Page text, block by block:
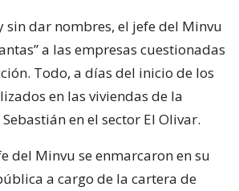
sin dar nombres, el jefe del Minvu
a las empresas cuestionadas
Todo, a días del inicio de los
en las viviendas de la
en el sector El Olivar.
del Minvu se enmarcaron en su
a cargo de la cartera de